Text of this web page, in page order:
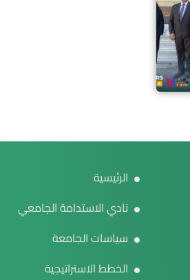
الرئيسية
نادي الاستدامة الجامعي
سياسات الجامعة
الخطط الاستراتيجية